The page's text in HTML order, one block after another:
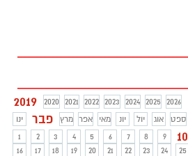
2019 2020 2021 2022 2023 2024 2025
2026
ינו
פבר מרץ אפר מאי יונ יול אוג ספט
1
2 3 4 5 6 7 8 9 10
16
17 18 19 20 21 22 23 24 25